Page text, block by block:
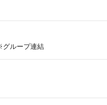
ループ連結